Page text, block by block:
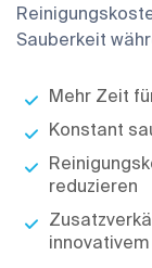
Sauberkeit
Mehr Zeit
Konstant
reduzieren